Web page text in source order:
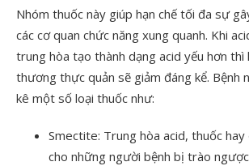
Nhóm thuốc này giúp hạn chế tối đa sự
các cơ quan chức năng xung quanh. Khi
trung hòa tạo thành dạng acid yếu hơn thì
thương thực quản sẽ giảm đáng kể. Bệnh
kê một số loại thuốc như:
Smectite: Trung hòa acid, thuốc
cho những người bệnh bị trào